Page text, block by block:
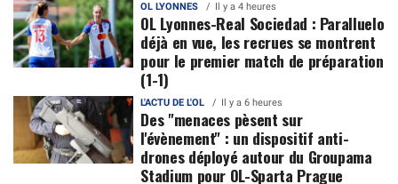
OL LYONNES Il y a 4 heures
OL Lyonnes-Real Sociedad : Paralluelo
déjà en vue, les recrues se montrent
pour le premier match de préparation
(1-1)
L'ACTU DE L'OL Il y a 6 heures
Des "menaces pèsent sur
l'évènement" : un dispositif anti-
drones déployé autour du Groupama
Stadium pour OL-Sparta Prague